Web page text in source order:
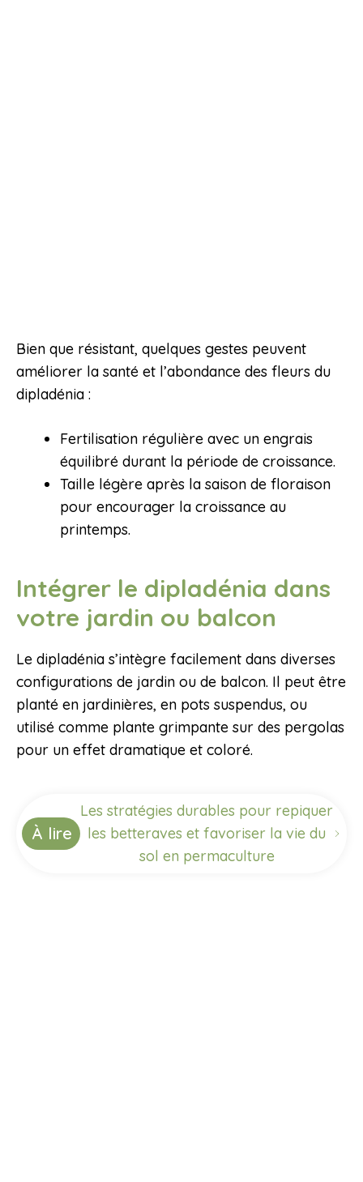
Bien que résistant, quelques gestes peuvent
améliorer la santé et l’abondance des fleurs du
dipladénia :
Fertilisation régulière avec un engrais
équilibré durant la période de croissance.
Taille légère après la saison de floraison
pour encourager la croissance au
printemps.
Intégrer le dipladénia dans
votre jardin ou balcon
Le dipladénia s’intègre facilement dans diverses
configurations de jardin ou de balcon. Il peut être
planté en jardinières, en pots suspendus, ou
utilisé comme plante grimpante sur des pergolas
pour un effet dramatique et coloré.
À lire
Les stratégies durables pour repiquer
les betteraves et favoriser la vie du
sol en permaculture